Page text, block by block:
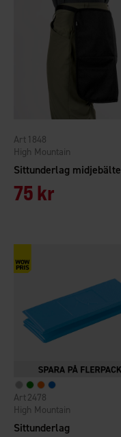
Sittunderlag midjebälte
High Mountain
1848
75 kr
Sittunderlag
High Mountain
2478